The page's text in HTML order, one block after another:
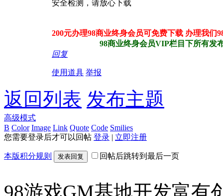
安全检测，请放心下载
200元办理98商业终身会员可免费下载 办理我们
98商业终身会员VIP栏目下所有发布站
回复
使用道具 举报
返回列表 发布主题
高级模式
B Color Image Link Quote Code Smilies
您需要登录后才可以回帖 登录 | 立即注册
本版积分规则 发表回复 回帖后跳转到最后一页
98游戏GM基地开发富有